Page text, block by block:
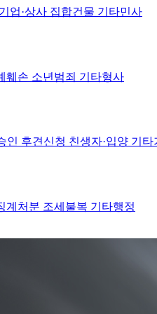
기업·상사 집합건물 기타민사
훼손 소년범죄 기타형사
인 후견신청 친생자·입양 기타
계처분 조세불복 기타행정